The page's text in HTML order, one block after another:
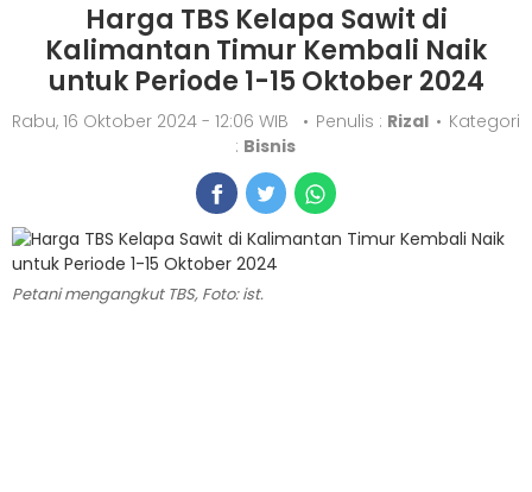
Harga TBS Kelapa Sawit di
Kalimantan Timur Kembali Naik
untuk Periode 1-15 Oktober 2024
Rabu, 16 Oktober 2024 - 12:06 WIB • Penulis : Rizal • Kategori
: Bisnis
Petani mengangkut TBS, Foto: ist.